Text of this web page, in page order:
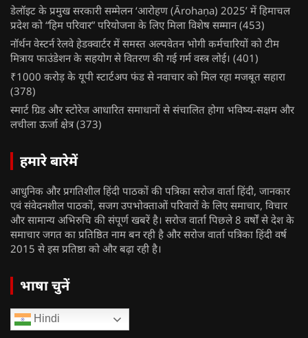
डेलॉइट के प्रमुख सरकारी सम्मेलन ‘आरोहण (Ārohaṇa) 2025’ में हिमाचल
प्रदेश को “हिम परिवार” परियोजना के लिए मिला विशेष सम्मान (453)
नॉर्थन वेस्टर्न रेलवे हेडक्वार्टर में समस्त अल्पवेतन भोगी कर्मचारियों को टीम
मित्राय फाउंडेशन के सहयोग से वितरण की गई गर्म वस्त्र लोई। (401)
₹1000 करोड़ के यूपी स्टार्टअप फंड से नवाचार को मिल रहा मजबूत सहारा
(378)
स्मार्ट ग्रिड और स्टोरेज आधारित समाधानों से संचालित होगा भविष्य-सक्षम और
लचीला ऊर्जा क्षेत्र (373)
हमारे बारेमें
आधुनिक और प्रगतिशील हिंदी पाठकों की पत्रिका सरोज वार्ता हिंदी, जानकार
एवं संवेदनशील पाठकों, सजग उपभोक्ताओं परिवारों के लिए समाचार, विचार
और सामान्य अभिरुचि की संपूर्ण खबरें है। सरोज वार्ता पिछले 8 वर्षों से देश के
समाचार जगत का प्रतिष्ठित नाम बन रही है और सरोज वार्ता पत्रिका हिंदी वर्ष
2015 से इस प्रतिष्ठा को और बढ़ा रही है।
भाषा चुनें
Hindi